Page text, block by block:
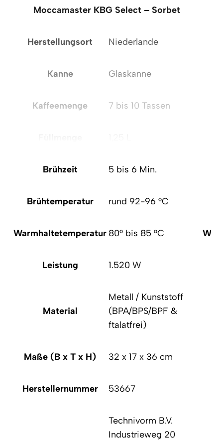
Moccamaster KBG Select – Sorbet
Herstellungsort Niederlande
Kanne Glaskanne
Kaffeemenge 7 bis 10 Tassen
Brühzeit 5 bis 6 Min.
Brühtemperatur rund 92-96 °C
Warmhaltetemperatur 80° bis 85 °C
Leistung 1.520 W
Material
Metall / Kunststoff
(BPA/BPS/BPF &
ftalatfrei)
Maße (B x T x H) 32 x 17 x 36 cm
Herstellernummer 53667
Technivorm B.V.
Industrieweg 20